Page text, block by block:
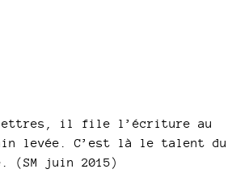
lettres, il file l’écriture au
levée. C’est là le talent du
(SM juin 2015)